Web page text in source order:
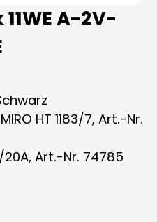
A-2V-
HT 1183/7, Art.-Nr.
20A, Art.-Nr. 74785